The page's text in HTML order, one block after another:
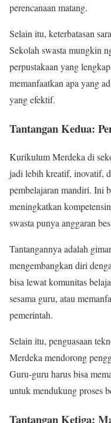
perencanaan matang.
Selain itu, keterbatasan
Sekolah swasta mungkin
perpustakaan yang
memanfaatkan apa yang
yang efektif.
Tantangan Kedua:
Kurikulum Merdeka di
jadi lebih kreatif, inovatif,
pembelajaran mandiri. Ini
meningkatkan
swasta punya anggaran
Tantangannya adalah
mengembangkan diri
bisa lewat komunitas
sesama guru, atau
pemerintah.
Selain itu, penguasaan
Merdeka mendorong
Guru-guru harus bisa
untuk mendukung proses
Tantangan Ketiga: